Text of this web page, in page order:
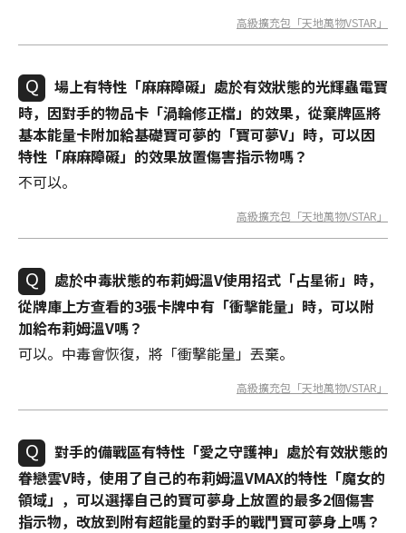
高級擴充包「天地萬物VSTAR」
場上有特性「麻麻障礙」處於有效狀態的光輝蟲電寶
時，因對手的物品卡「渦輪修正檔」的效果，從棄牌區將
基本能量卡附加給基礎寶可夢的「寶可夢V」時，可以因
特性「麻麻障礙」的效果放置傷害指示物嗎？
不可以。
高級擴充包「天地萬物VSTAR」
處於中毒狀態的布莉姆溫V使用招式「占星術」時，
從牌庫上方查看的3張卡牌中有「衝擊能量」時，可以附
加給布莉姆溫V嗎？
可以。中毒會恢復，將「衝擊能量」丟棄。
高級擴充包「天地萬物VSTAR」
對手的備戰區有特性「愛之守護神」處於有效狀態的
眷戀雲V時，使用了自己的布莉姆溫VMAX的特性「魔女的
領域」，可以選擇自己的寶可夢身上放置的最多2個傷害
指示物，改放到附有超能量的對手的戰鬥寶可夢身上嗎？